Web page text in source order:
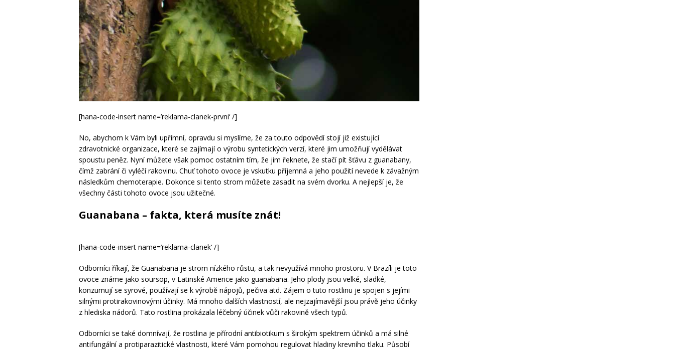
[hana-code-insert name=’reklama-clanek-prvni‘ /]
No, abychom k Vám byli upřímní, opravdu si myslíme, že za touto odpovědí stojí již existující
zdravotnické organizace, které se zajímají o výrobu syntetických verzí, které jim umožňují vydělávat
spoustu peněz. Nyní můžete však pomoc ostatním tím, že jim řeknete, že stačí pít šťávu z guanabany,
čímž zabrání či vyléčí rakovinu. Chuť tohoto ovoce je vskutku příjemná a jeho použití nevede k závažným
následkům chemoterapie. Dokonce si tento strom můžete zasadit na svém dvorku. A nejlepší je, že
všechny části tohoto ovoce jsou užitečné.
Guanabana – fakta, která musíte znát!
[hana-code-insert name=’reklama-clanek‘ /]
Odborníci říkají, že Guanabana je strom nízkého růstu, a tak nevyužívá mnoho prostoru. V Brazíli je toto
ovoce známe jako soursop, v Latinské Americe jako guanabana. Jeho plody jsou velké, sladké,
konzumují se syrové, používají se k výrobě nápojů, pečiva atd. Zájem o tuto rostlinu je spojen s jejími
silnými protirakovinovými účinky. Má mnoho dalších vlastností, ale nejzajímavější jsou právě jeho účinky
z hlediska nádorů. Tato rostlina prokázala léčebný účinek vůči rakovině všech typů.
Odborníci se také domnívají, že rostlina je přírodní antibiotikum s širokým spektrem účinků a má silné
antifungální a protiparazitické vlastnosti, které Vám pomohou regulovat hladiny krevního tlaku. Působí